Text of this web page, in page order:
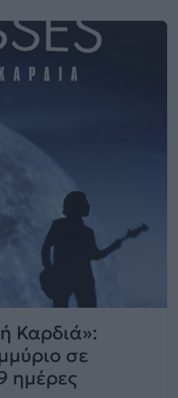
Καρδιά»:
σε
ημέρες